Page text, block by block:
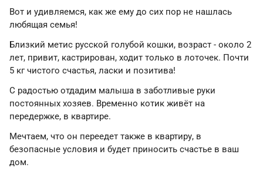
Вот и удивляемся, как же ему до сих пор не нашлась
любящая семья!
Близкий метис русской голубой кошки, возраст - около 2
лет, привит, кастрирован, ходит только в лоточек. Почти
5 кг чистого счастья, ласки и позитива!
С радостью отдадим малыша в заботливые руки
постоянных хозяев. Временно котик живёт на
передержке, в квартире.
Мечтаем, что он переедет также в квартиру, в
безопасные условия и будет приносить счастье в ваш
дом.